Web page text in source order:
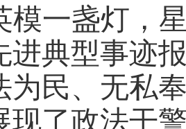
模一盏灯，
进典型事迹
为民、无私
现了政法干